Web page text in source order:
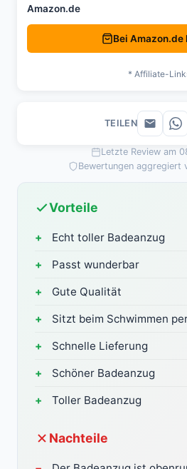
Letzte Review am
Bewertungen aggregiert
Vorteile
Echt toller Badeanzug
Passt wunderbar
Gute Qualität
Sitzt beim Schwimmen
Schnelle Lieferung
Schöner Badeanzug
Toller Badeanzug
Nachteile
Amazon.de
Bei Amazon.de
* Affiliate-
TEILEN